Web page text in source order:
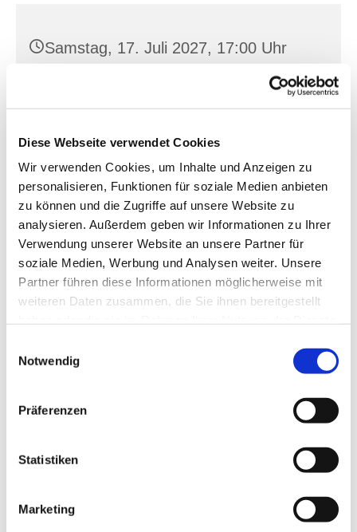
Diese Webseite verwendet Cookies
Wir verwenden Cookies, um Inhalte und Anzeigen zu
personalisieren, Funktionen für soziale Medien anbieten
zu können und die Zugriffe auf unsere Website zu
analysieren. Außerdem geben wir Informationen zu Ihrer
Verwendung unserer Website an unsere Partner für
soziale Medien, Werbung und Analysen weiter. Unsere
Partner führen diese Informationen möglicherweise mit
weiteren Daten zusammen, die Sie ihnen bereitgestellt
Notwendig
Präferenzen
Statistiken
Marketing
Samstag, 17. Juli 2027, 17:00 Uhr
SZ Albert Hirsch, Prager Straße 18 A,
15234 Frankfurt (Oder)